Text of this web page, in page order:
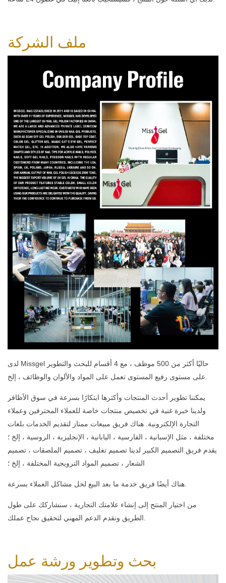
ملف الشركة
لدى Missgel حاليًا أكثر من 500 موظف ، مع 4 أقسام للبحث والتطوير
يمكننا تطوير أحدث المنتجات وأكثرها ابتكارًا بسرعة في سوق الأظافر
ولدينا خبرة غنية في تخصيص منتجات خاصة للعملاء المحترفين وعملاء
التجارة الإلكترونية. هناك فريق مبيعات ممتاز لتقديم الخدمات بلغات
مختلفة ، مثل الإسبانية ، الفارسية ، اليابانية ، الإنجليزية ، الروسية ، إلخ ؛
يقدم فريق التصميم الكبير لدينا تصميم تغليف ، تصميم الملصقات ، تصميم
الشعار ، تصميم المواد الترويجية المختلفة ، إلخ ؛
من اختيار المنتج إلى إنشاء علامتك التجارية ، سنشاركك على طول
بحث وتطوير ورشة عمل